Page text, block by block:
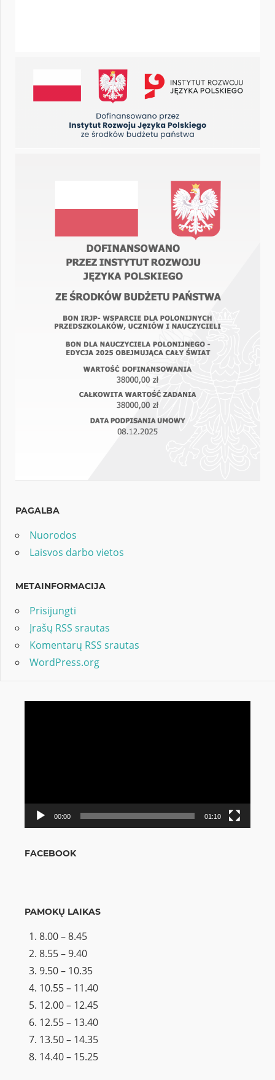
PAGALBA
Nuorodos
Laisvos darbo vietos
METAINFORMACIJA
Prisijungti
Įrašų RSS srautas
Komentarų RSS srautas
WordPress.org
00:00 01:10
FACEBOOK
PAMOKŲ LAIKAS
8.00 – 8.45
8.55 – 9.40
9.50 – 10.35
10.55 – 11.40
12.00 – 12.45
12.55 – 13.40
13.50 – 14.35
14.40 – 15.25